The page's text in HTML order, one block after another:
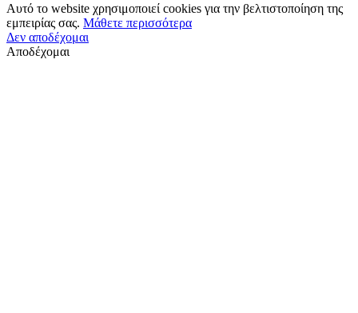
Αυτό το website χρησιμοποιεί cookies για την βελτιστοποίηση της
εμπειρίας σας. Μάθετε περισσότερα
Δεν αποδέχομαι
Αποδέχομαι